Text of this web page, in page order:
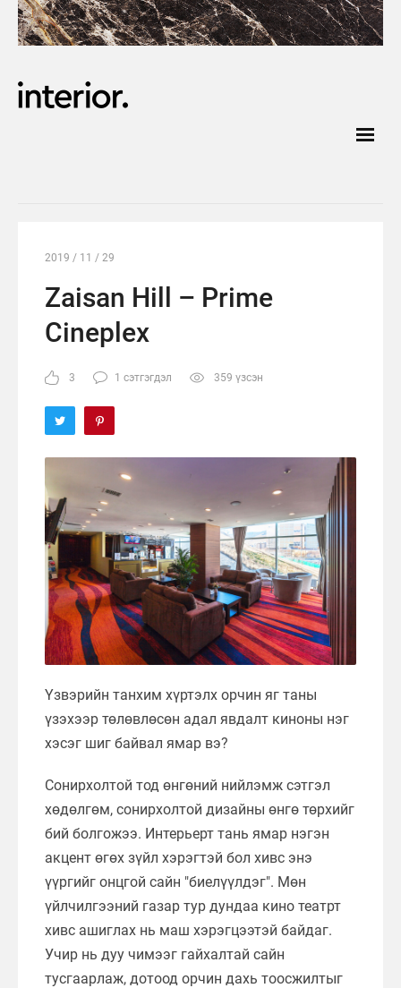
2019 / 11 / 29
Zaisan Hill – Prime
Cineplex
3 1 сэтгэгдэл 359 үзсэн
Үзвэрийн танхим хүртэлх орчин яг таны
үзэхээр төлөвлөсөн адал явдалт киноны нэг
хэсэг шиг байвал ямар вэ?
Сонирхолтой тод өнгөний нийлэмж сэтгэл
хөдөлгөм, сонирхолтой дизайны өнгө төрхийг
бий болгожээ. Интерьерт тань ямар нэгэн
акцент өгөх зүйл хэрэгтэй бол хивс энэ
үүргийг онцгой сайн "биелүүлдэг". Мөн
үйлчилгээний газар тур дундаа кино театрт
хивс ашиглах нь маш хэрэгцээтэй байдаг.
Учир нь дуу чимээг гайхалтай сайн
тусгаарлаж, дотоод орчин дахь тоосжилтыг